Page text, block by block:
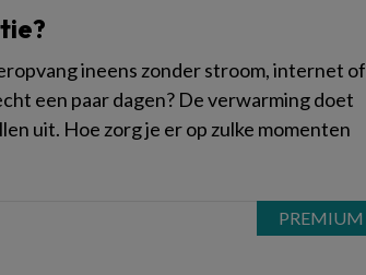
ineens zonder stroom, internet of
een paar dagen? De verwarming doet
uit. Hoe zorg je er op zulke momenten